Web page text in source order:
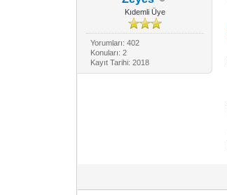
Kıdemli Üye
Yorumları: 402
Konuları: 2
Kayıt Tarihi: 2018